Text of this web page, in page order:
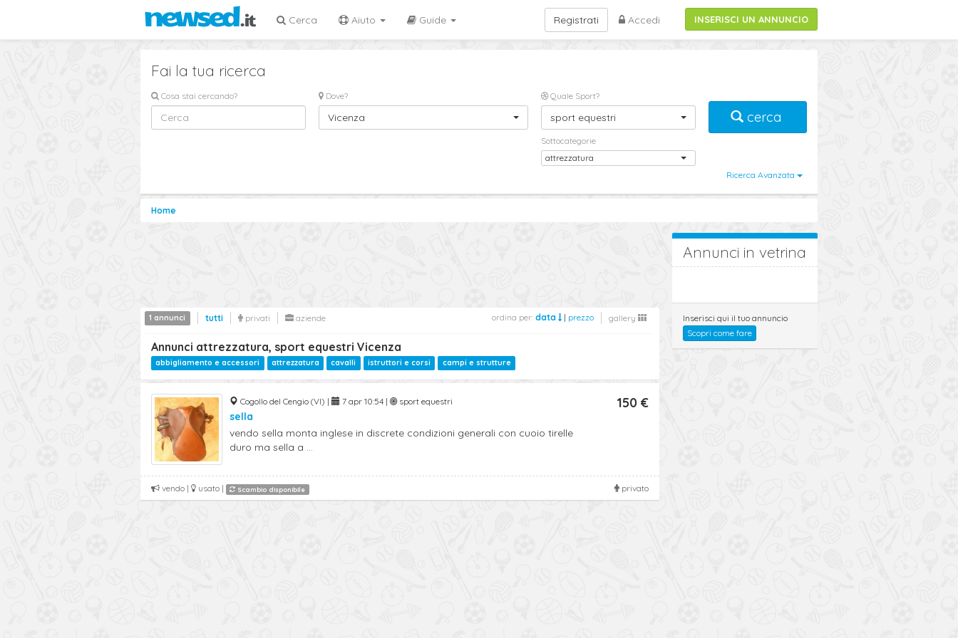
INSERISCI UN ANNUNCIO
Cerca Aiuto Guide Accedi
Registrati
Fai la tua ricerca
Cosa stai cercando? Dove?
Vicenza
Quale Sport?
sport equestri
Sottocategorie
attrezzatura
cerca
Ricerca Avanzata
Home
tutti privati aziende
1 annunci ordina per: data | prezzo gallery
Annunci attrezzatura, sport equestri Vicenza
abbigliamento e accessori attrezzatura cavalli istruttori e corsi campi e strutture
Cogollo del Cengio (VI) | 7 apr 10:54 | sport equestri
sella
vendo sella monta inglese in discrete condizioni generali con cuoio tirelle
duro ma sella a ...
150 €
privato
vendo | usato | Scambio disponibile
Annunci in vetrina
Inserisci qui il tuo annuncio
Scopri come fare